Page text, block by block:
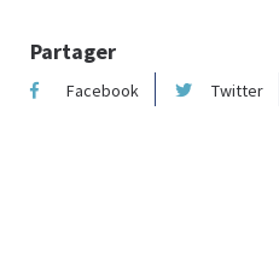
Partager
Facebook Twitter